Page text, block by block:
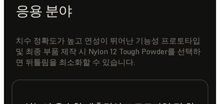
응용 분야
치수 정확도가 높고 연성이 뛰어난 기능성 프로토타입
및 최종 부품 제작 시 Nylon 12 Tough Powder를 선택하
면 뒤틀림을 최소화할 수 있습니다.